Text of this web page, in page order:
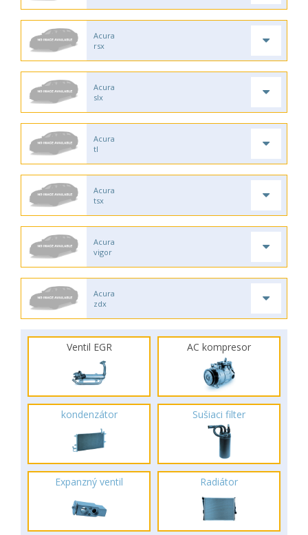
Acura
rsx
Acura
slx
Acura
tl
Acura
tsx
Acura
vigor
Acura
zdx
Ventil EGR AC kompresor
kondenzátor Sušiaci filter
Expanzný ventil Radiátor